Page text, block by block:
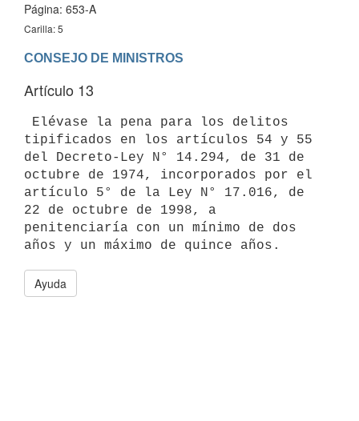
Página: 653-A
Carilla: 5
CONSEJO DE MINISTROS
Artículo 13
tipificados en los artículos 54 y 55
del Decreto-Ley N° 14.294, de 31 de
octubre de 1974, incorporados por el
artículo 5° de la Ley N° 17.016, de
22 de octubre de 1998, a
penitenciaría con un mínimo de dos
Ayuda